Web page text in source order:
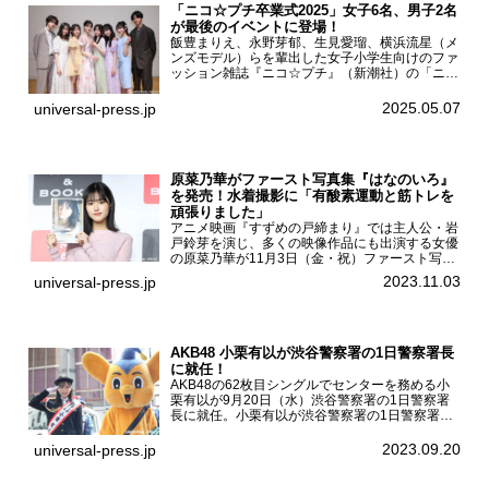
「ニコ☆プチ卒業式2025」女子6名、男子2名
が最後のイベントに登場！
飯豊まりえ、永野芽郁、生見愛瑠、横浜流星（メ
ンズモデル）らを輩出した女子小学生向けのファ
ッション雑誌『ニコ☆プチ』（新潮社）の「ニコ
モード学園コクーンタワーで開催され、卒業モデ
universal-press.jp 2025.05.07
原菜乃華がファースト写真集『はなのいろ』
を発売！水着撮影に「有酸素運動と筋トレを
頑張りました」
アニメ映画『すずめの戸締まり』では主人公・岩
戸鈴芽を演じ、多くの映像作品にも出演する女優
の原菜乃華が11月3日（金・祝）ファースト写真
集『はなのいろ』発売記念イベントを
HMV&BOOKS SHIBUYAで開催した。原菜乃華フ
universal-press.jp 2023.11.03
AKB48 小栗有以が渋谷警察署の1日警察署長
に就任！
AKB48の62枚目シングルでセンターを務める小
栗有以が9月20日（水）渋谷警察署の1日警察署
長に就任。小栗有以が渋谷警察署の1日警察署長
での10日間実施される令和5年 秋の全国交通安全
universal-press.jp 2023.09.20